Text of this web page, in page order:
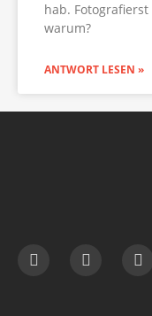
hab.
warum?
ANTWORT LESEN »